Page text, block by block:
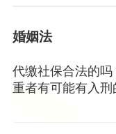
婚姻法
代缴社保合法的
重者有可能有入刑